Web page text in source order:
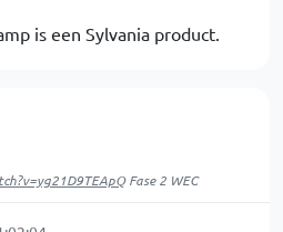
is een Sylvania product.
Fase 2 WEC